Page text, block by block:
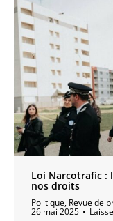
Loi Narcotrafic
nos droits
Politique, Revue de
26 mai 2025